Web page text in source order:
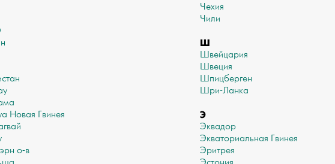
Новая Гвинея
о-в
Чехия
Чили
Ш
Швейцария
Швеция
Шпицберген
Шри-Ланка
Э
Эквадор
Экваториальная Гвинея
Эритрея